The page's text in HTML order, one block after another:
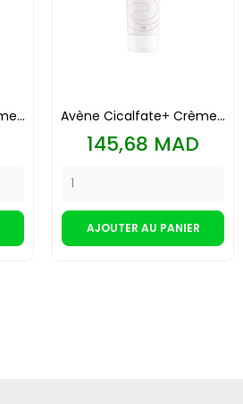
Avène Cicalfate+ Crème...
Prix
145,68 MAD
AJOUTER AU PANIER